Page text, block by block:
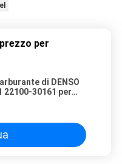
per
di DENSO
22100-30161 per